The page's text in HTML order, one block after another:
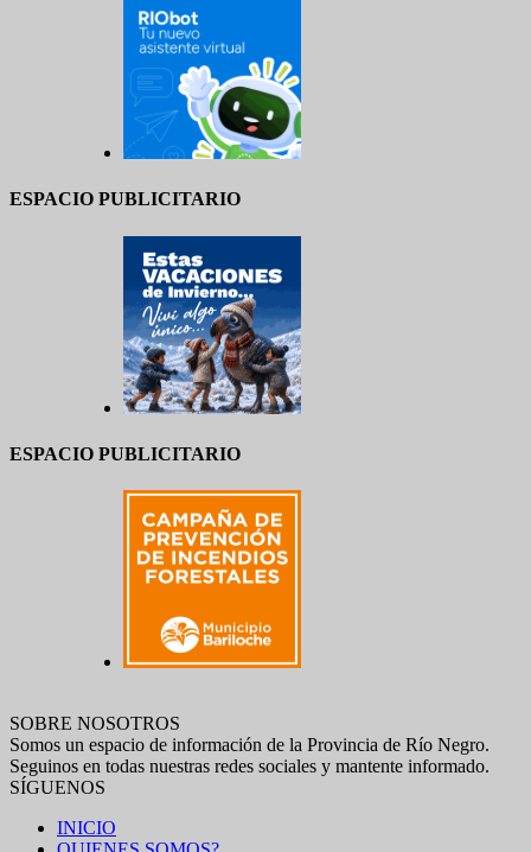
ESPACIO PUBLICITARIO
ESPACIO PUBLICITARIO
SOBRE NOSOTROS
Somos un espacio de información de la Provincia de Río Negro.
Seguinos en todas nuestras redes sociales y mantente informado.
SÍGUENOS
INICIO